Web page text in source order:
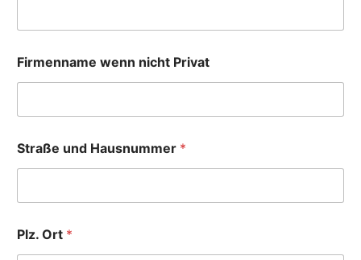
Firmenname wenn nicht Privat
Straße und Hausnummer *
Plz. Ort *